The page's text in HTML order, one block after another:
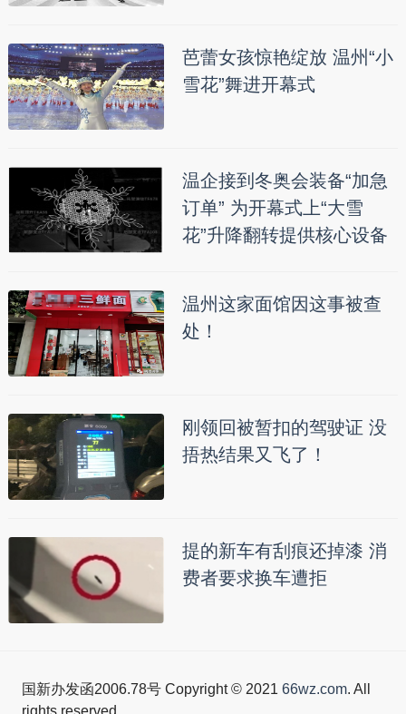
芭蕾女孩惊艳绽放 温州“小
雪花”舞进开幕式
温企接到冬奥会装备“加急
订单” 为开幕式上“大雪
花”升降翻转提供核心设备
温州这家面馆因这事被查
处！
刚领回被暂扣的驾驶证 没
捂热结果又飞了！
提的新车有刮痕还掉漆 消
费者要求换车遭拒
国新办发函2006.78号 Copyright © 2021 66wz.com. All